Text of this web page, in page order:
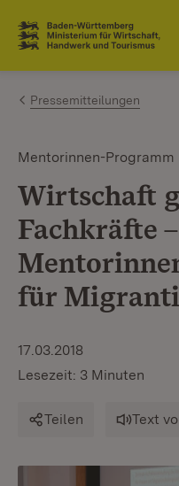
Zum Inhalt springen
Link zur Startseite
Pressemitteilungen
Mentorinnen-Programm
Wirtschaft
Fachkräfte
für
17.03.2018
Lesezeit: 3 Minuten
Teilen Text